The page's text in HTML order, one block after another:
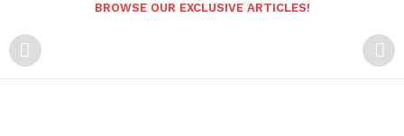
BROWSE OUR EXCLUSIVE ARTICLES!